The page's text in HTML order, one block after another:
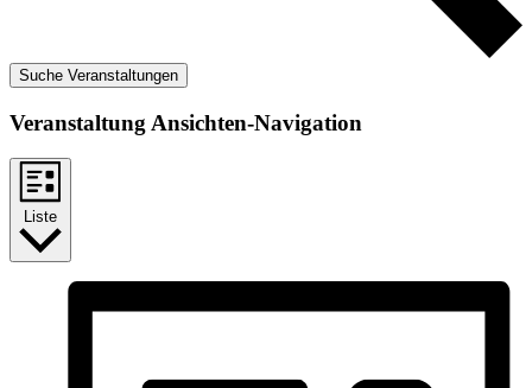
Suche Veranstaltungen
Veranstaltung Ansichten-Navigation
Liste